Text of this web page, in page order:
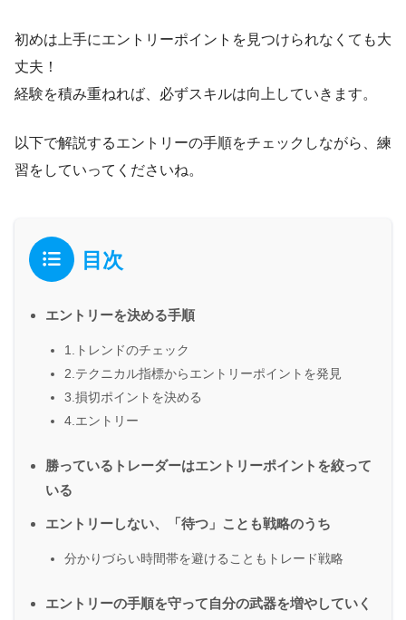
初めは上手にエントリーポイントを見つけられなくても大
丈夫！
経験を積み重ねれば、必ずスキルは向上していきます。
以下で解説するエントリーの手順をチェックしながら、練
習をしていってくださいね。
目次
エントリーを決める手順
1.トレンドのチェック
2.テクニカル指標からエントリーポイントを発見
3.損切ポイントを決める
4.エントリー
勝っているトレーダーはエントリーポイントを絞って
いる
エントリーしない、「待つ」ことも戦略のうち
分かりづらい時間帯を避けることもトレード戦略
エントリーの手順を守って自分の武器を増やしていく